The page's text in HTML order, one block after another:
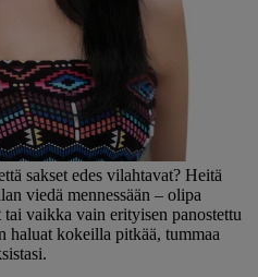
sakset edes vilahtavat? Heitä
viedä mennessään – olipa
tai vaikka vain erityisen panostettu
kokeilla pitkää, tummaa